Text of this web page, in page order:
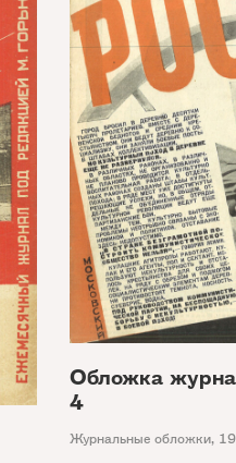
Обложка
4
Журнальные обложки,